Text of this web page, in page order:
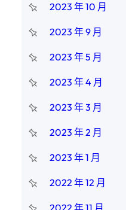
2023 年 10 月
2023 年 9 月
2023 年 5 月
2023 年 4 月
2023 年 3 月
2023 年 2 月
2023 年 1 月
2022 年 12 月